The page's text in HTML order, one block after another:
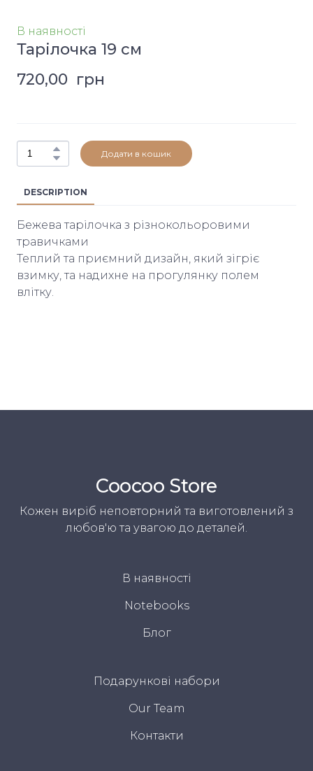
В наявності
Тарілочка 19 см
720,00  грн
Додати в кошик
DESCRIPTION
Бежева тарілочка з різнокольоровими
травичками
Теплий та приємний дизайн, який зігріє
взимку, та надихне на прогулянку полем
влітку.
Coocoo Store
Кожен виріб неповторний та виготовлений з
любов'ю та увагою до деталей.
В наявності
Notebooks
Блог
Подарункові набори
Our Team
Контакти